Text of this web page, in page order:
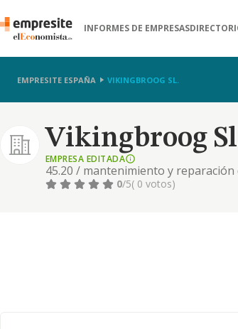
INFORMES DE EMPRESAS
EMPRESITE ESPAÑA VIKINGBROOG SL.
Vikingbroog
EMPRESA EDITADA
45.20 / mantenimiento y
comercio al por menor de
0/5( 0 votos)